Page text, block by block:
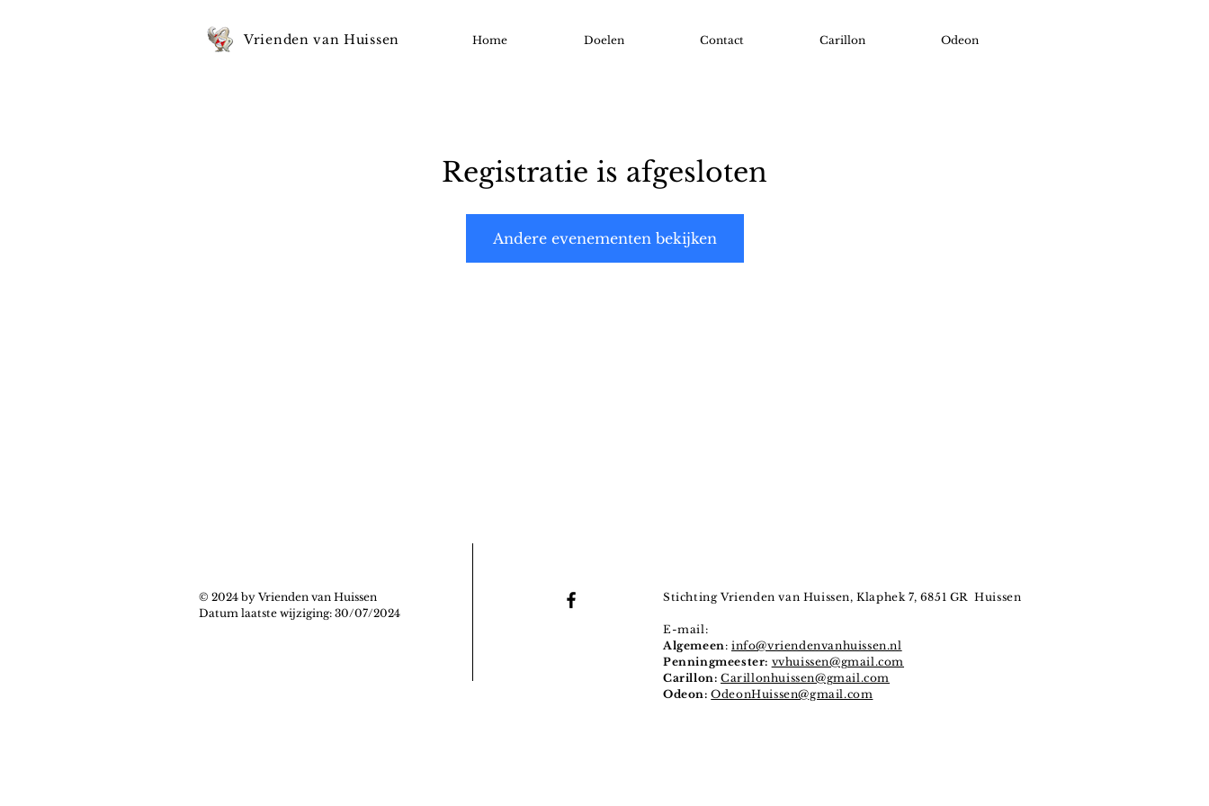
Vrienden van Huissen Home Doelen Contact Carillon Odeon
Registratie is afgesloten
Andere evenementen bekijken
© 2024 by Vrienden van Huissen
Datum laatste wijziging: 30/07/2024
Stichting Vrienden van Huissen, Klaphek 7, 6851 GR Huissen
E-mail:
Algemeen:info@vriendenvanhuissen.nl
Penningmeester: vvhuissen@gmail.com
Carillon: Carillonhuissen@gmail.com
Odeon: OdeonHuissen@gmail.com